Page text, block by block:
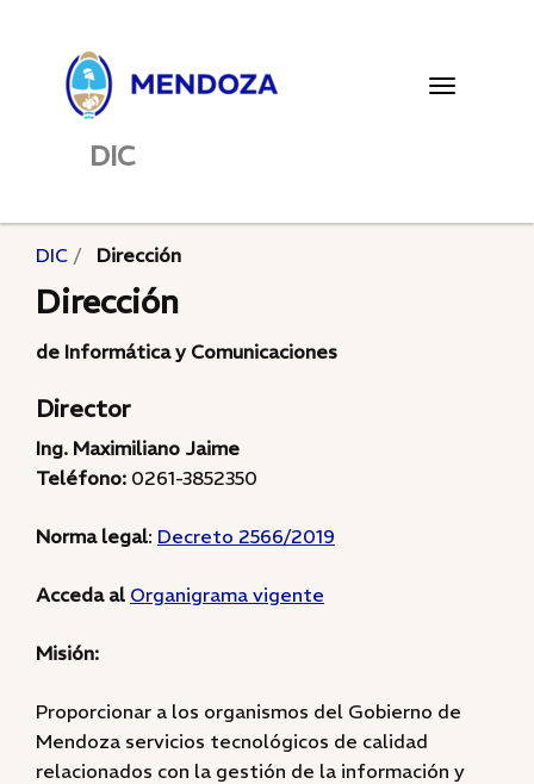
Toggle
DIC
DIC Dirección
Dirección
de Informática y Comunicaciones
Director
Ing. Maximiliano Jaime
Teléfono: 0261-3852350
Norma legal: Decreto 2566/2019
Acceda al Organigrama vigente
Misión:
Proporcionar a los organismos del Gobierno de
Mendoza servicios tecnológicos de calidad
relacionados con la gestión de la información y